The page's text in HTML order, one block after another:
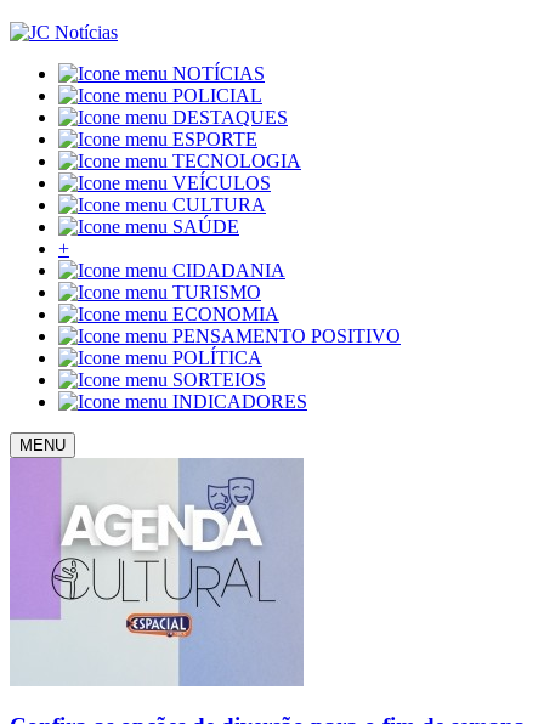
NOTÍCIAS
POLICIAL
DESTAQUES
ESPORTE
TECNOLOGIA
VEÍCULOS
CULTURA
SAÚDE
+
CIDADANIA
TURISMO
ECONOMIA
PENSAMENTO POSITIVO
POLÍTICA
SORTEIOS
INDICADORES
MENU